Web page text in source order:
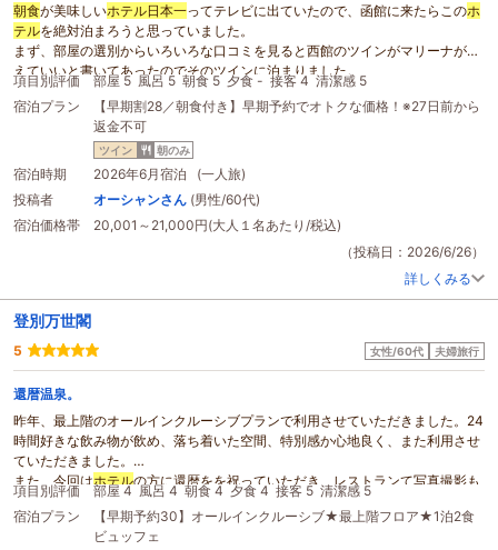
朝食が美味しいホテル日本一ってテレビに出ていたので、函館に来たらこのホ
テルを絶対泊まろうと思っていました。
まず、部屋の選別からいろいろな口コミを見ると西館のツインがマリーナが見
えていいと書いてあったのでそのツインに泊まりました。
大正解でした。ただ、大浴場まで少し歩きます。
ホテル にはレンタサイクルがあって、無料で貸していただけました、スポーツ
タイプでしたので乗れる方ならその方が函館満喫できます。
でいろいろと情報を入手したところ函館駅から函館山山頂までのバスが
700円でロープウェイより安くて帰りは
便利な事がわかり使わせていただきました。
3泊したのですが、 朝食 会場ほ2ヶ所あり、朝からお酒も飲めます。
アゼリアがワイン松前が日本酒でした。
今回は、本当に楽しい旅でした。又、行った際には利用しようと思いました。
3泊4日ありがとうございました。
項目別評価 部屋 5 風呂 5 朝食 5 夕食 - 接客 4 清潔感 5
宿泊プラン
【早期割28／朝食付き】早期予約でオトクな価格！※27日前から
返金不可
ツイン 朝のみ
宿泊時期
2026年6月宿泊 (一人旅)
投稿者
オーシャンさん (男性/60代)
宿泊価格帯
20,001～21,000円(大人１名あたり/税込)
（投稿日：2026/6/26）
詳しくみる
登別万世閣
5 女性/60代 夫婦旅行
還暦温泉。
昨年、最上階のオールインクルーシブプランで利用させていただきました。24
時間好きな飲み物が飲め、落ち着いた空間、特別感か心地良く、また利用させ
ていただきました。
また、今回はホテルの方に還暦をを祝っていただき、レストランて写真撮影も
していただきました。とても感激し、記念になりました。
ありがとうございました。
ブュッフェも活気があり、美味しいお料理が沢山あり、
項目別評価 部屋 4 風呂 4 朝食 4 夕食 4 接客 5 清潔感 5
宿泊プラン
【早期予約30】オールインクルーシブ★最上階フロア★1泊2食
ビュッフェ